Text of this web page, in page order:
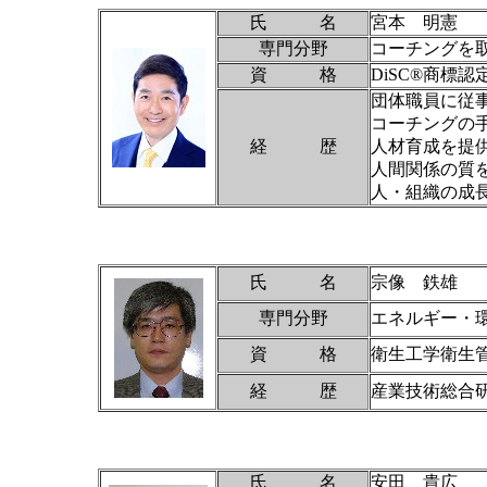
氏 名
宮本 明憲
専門分野
コーチングを
資 格
DiSC®商標認
経 歴
団体職員に従
コーチングの
人材育成を提
人間関係の質
人・組織の成
氏 名
宗像 鉄雄
専門分野
エネルギー・
資 格
衛生工学衛生
経 歴
産業技術総合
氏 名 安田 貴広